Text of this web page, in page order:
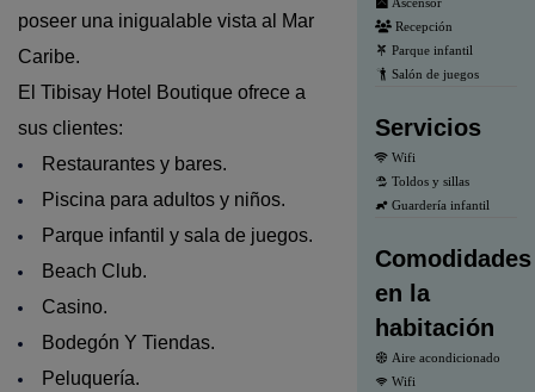
poseer una inigualable vista al Mar
Caribe.
El Tibisay Hotel Boutique ofrece a
sus clientes:
Restaurantes y bares.
Piscina para adultos y niños.
Parque infantil y sala de juegos.
Beach Club.
Casino.
Bodegón Y Tiendas.
Peluquería.
Recepción
Parque infantil
Salón de juegos
Servicios
Wifi
Toldos y sillas
Guardería infantil
Comodidades
en la
habitación
Aire acondicionado
Wifi